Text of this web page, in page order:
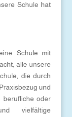
Schule hat
Schule mit
alle unsere
die durch
und
berufliche oder
vielfältige